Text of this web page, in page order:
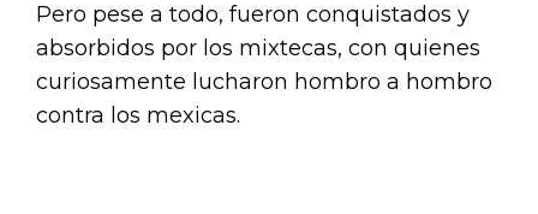
Pero pese a todo, fueron conquistados y
absorbidos por los mixtecas, con quienes
curiosamente lucharon hombro a hombro
contra los mexicas.